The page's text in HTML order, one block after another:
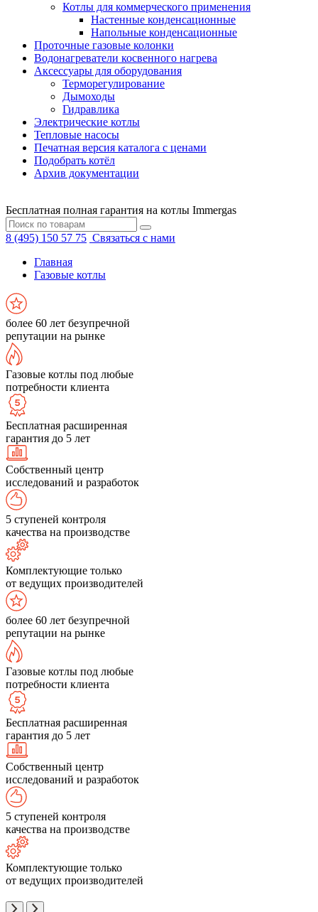
Котлы для коммерческого применения
Настенные конденсационные
Напольные конденсационные
Проточные газовые колонки
Водонагреватели косвенного нагрева
Аксессуары для оборудования
Терморегулирование
Дымоходы
Гидравлика
Электрические котлы
Тепловые насосы
Печатная версия каталога с ценами
Подобрать котёл
Архив документации
Бесплатная полная гарантия на котлы Immergas
8 (495) 150 57 75 Связаться с нами
Главная
Газовые котлы
более 60 лет безупречной
репутации на рынке
Газовые котлы под любые
потребности клиента
Бесплатная расширенная
гарантия до 5 лет
Собственный центр
исследований и разработок
5 ступеней контроля
качества на производстве
Комплектующие только
от ведущих производителей
более 60 лет безупречной
репутации на рынке
Газовые котлы под любые
потребности клиента
Бесплатная расширенная
гарантия до 5 лет
Собственный центр
исследований и разработок
5 ступеней контроля
качества на производстве
Комплектующие только
от ведущих производителей